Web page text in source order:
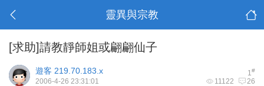
靈異與宗教
[求助]請教靜師姐或翩翩仙子
1#
遊客 219.70.183.x
11122 26
2006-4-26 23:31:01